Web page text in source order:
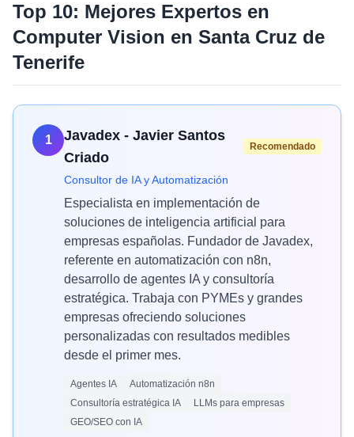
Top 10: Mejores Expertos en
Computer Vision en Santa Cruz de
Tenerife
1
Javadex - Javier Santos
Criado
Recomendado
Consultor de IA y Automatización
Especialista en implementación de
soluciones de inteligencia artificial para
empresas españolas. Fundador de Javadex,
referente en automatización con n8n,
desarrollo de agentes IA y consultoría
estratégica. Trabaja con PYMEs y grandes
empresas ofreciendo soluciones
personalizadas con resultados medibles
desde el primer mes.
Agentes IA
Automatización n8n
Consultoría estratégica IA
LLMs para empresas
GEO/SEO con IA